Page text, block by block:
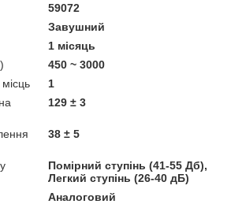
59072
Завушний
1 місяць
450 ~ 3000
місць
1
129 ± 3
38 ± 5
Помірний ступінь (41-55 Дб),
Легкий ступінь (26-40 дБ)
Аналоговий